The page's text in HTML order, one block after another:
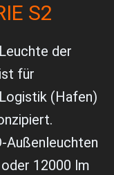
S2
der
für
(Hafen)
Außenleuchten
12000 lm